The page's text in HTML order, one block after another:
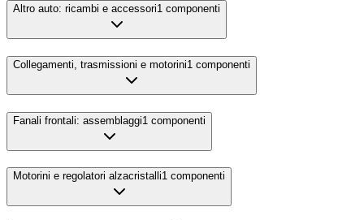
Altro auto: ricambi e accessori1 componenti
Collegamenti, trasmissioni e motorini1 componenti
Fanali frontali: assemblaggi1 componenti
Motorini e regolatori alzacristalli1 componenti